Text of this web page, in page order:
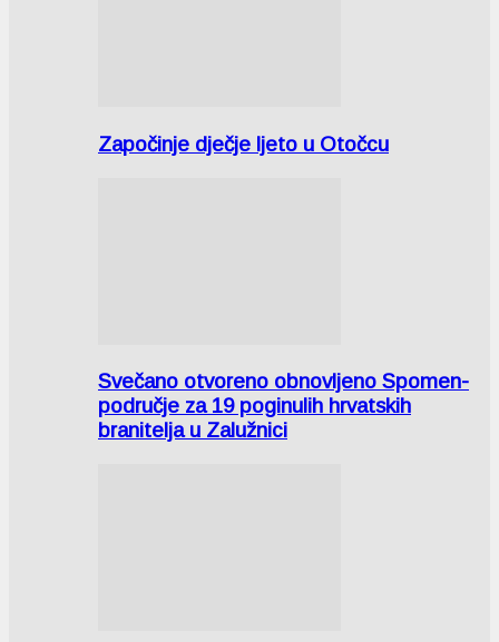
Započinje dječje ljeto u Otočcu
Svečano otvoreno obnovljeno Spomen-
područje za 19 poginulih hrvatskih
branitelja u Zalužnici